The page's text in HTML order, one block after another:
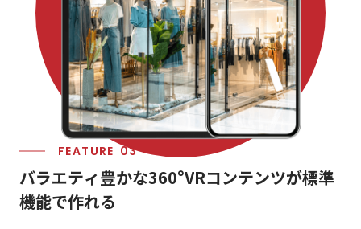
FEATURE
バラエティ豊かな360°VRコンテンツが標準
機能で作れる